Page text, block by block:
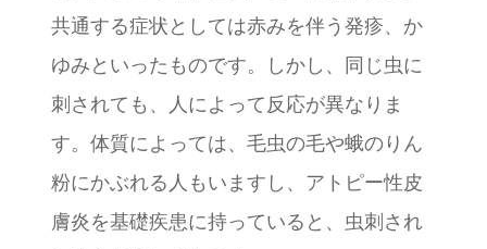
共通する症状としては赤みを伴う発疹、か
ゆみといったものです。しかし、同じ虫に
刺されても、人によって反応が異なりま
す。体質によっては、毛虫の毛や蛾のりん
粉にかぶれる人もいますし、アトピー性皮
膚炎を基礎疾患に持っていると、虫刺され